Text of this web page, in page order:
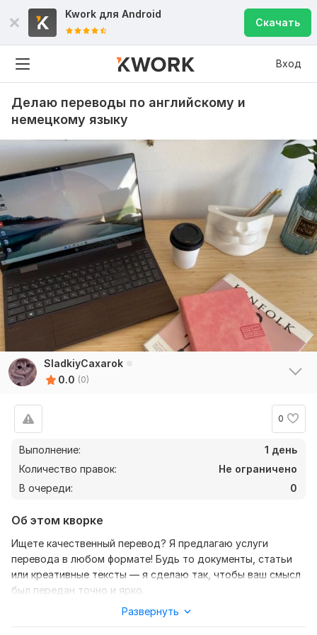
Kwork для Android
Скачать
Вход
Делаю переводы по английскому и
немецкому языку
SladkiyCaxarok
0.0 (0)
0
Выполнение:
1 день
Количество правок:
Не ограничено
В очереди:
0
Об этом кворке
Ищете качественный перевод? Я предлагаю услуги
перевода в любом формате! Будь то документы, статьи
или креативные тексты — я сделаю так, чтобы ваш смысл
был передан точно и ярко.
Почему выбирают меня?Развернуть